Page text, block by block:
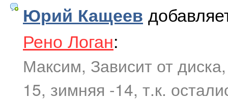
Юрий Кащеев
Рено Логан:
Максим, Зависит от
15, зимняя -14, т.к.